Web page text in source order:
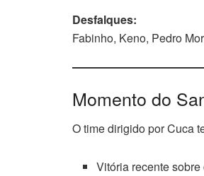
Desfalques:
Fabinho, Keno, Pedro
Momento do
O time dirigido por Cuca
Vitória recente